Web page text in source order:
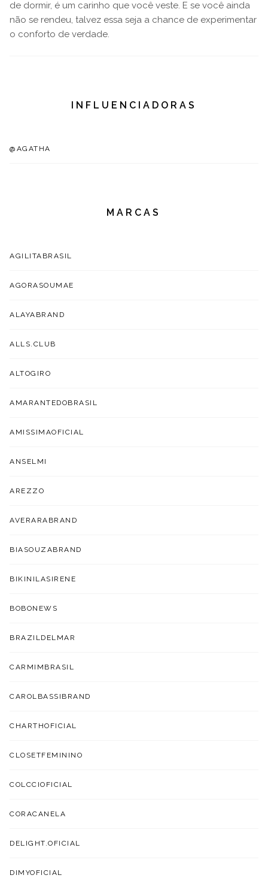
de dormir, é um carinho que você veste. E se você ainda
não se rendeu, talvez essa seja a chance de experimentar
o conforto de verdade.
INFLUENCIADORAS
@AGATHA
MARCAS
AGILITABRASIL
AGORASOUMAE
ALAYABRAND
ALLS.CLUB
ALTOGIRO
AMARANTEDOBRASIL
AMISSIMAOFICIAL
ANSELMI
AREZZO
AVERARABRAND
BIASOUZABRAND
BIKINILASIRENE
BOBONEWS
BRAZILDELMAR
CARMIMBRASIL
CAROLBASSIBRAND
CHARTHOFICIAL
CLOSETFEMININO
COLCCIOFICIAL
CORACANELA
DELIGHT.OFICIAL
DIMYOFICIAL